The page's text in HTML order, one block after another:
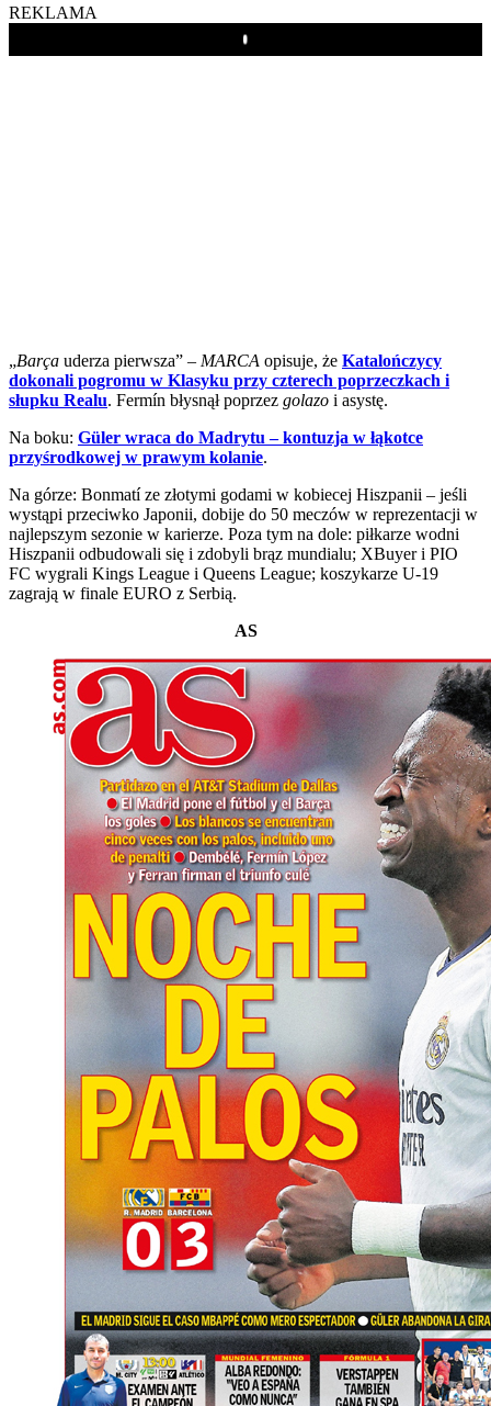
REKLAMA
Play
„Barça uderza pierwsza” – MARCA opisuje, że Katalończycy
dokonali pogromu w Klasyku przy czterech poprzeczkach i
słupku Realu. Fermín błysnął poprzez golazo i asystę.
Na boku: Güler wraca do Madrytu – kontuzja w łąkotce
przyśrodkowej w prawym kolanie.
Na górze: Bonmatí ze złotymi godami w kobiecej Hiszpanii – jeśli
wystąpi przeciwko Japonii, dobije do 50 meczów w reprezentacji w
najlepszym sezonie w karierze. Poza tym na dole: piłkarze wodni
Hiszpanii odbudowali się i zdobyli brąz mundialu; XBuyer i PIO
FC wygrali Kings League i Queens League; koszykarze U-19
zagrają w finale EURO z Serbią.
AS